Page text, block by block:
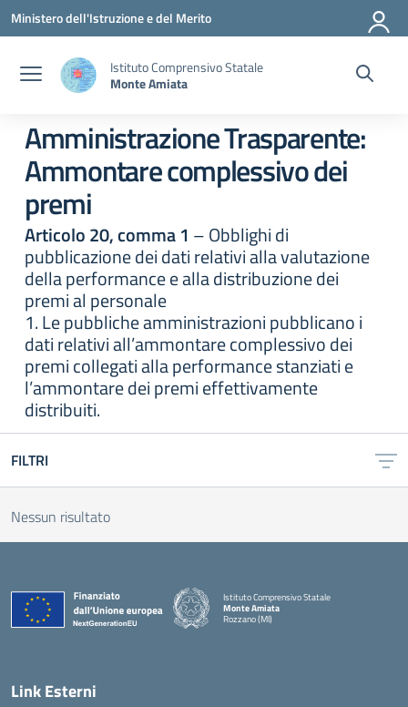
Vai ai contenuti
Vai al menu di navigazione
Vai al footer
Ministero dell'Istruzione e del Merito
Istituto Comprensivo Statale
Monte Amiata
Amministrazione Trasparente:
Ammontare complessivo dei
premi
Articolo 20, comma 1 – Obblighi di
pubblicazione dei dati relativi alla valutazione
della performance e alla distribuzione dei
premi al personale
1. Le pubbliche amministrazioni pubblicano i
dati relativi all’ammontare complessivo dei
premi collegati alla performance stanziati e
l’ammontare dei premi effettivamente
distribuiti.
FILTRI
Nessun risultato
Istituto Comprensivo Statale
Monte Amiata
Rozzano (MI)
Link Esterni